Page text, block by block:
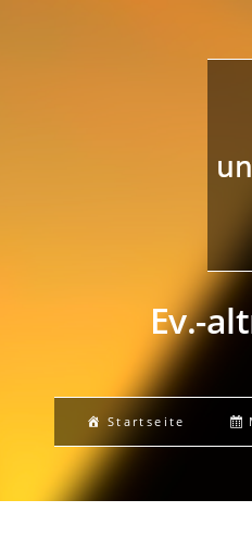
Ev.-
Startseite